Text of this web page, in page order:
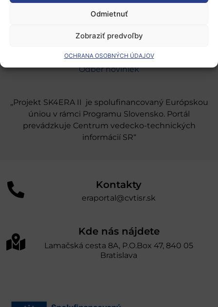
Odmietnuť
Zobraziť predvoľby
OCHRANA OSOBNÝCH ÚDAJOV
Oblasti našej podpory
Podporné schémy a služby
Grantové programy pre výskum
Odber noviniek
„Projekt SK4ERA II je spolufinancovaný Európskou
úniou v rámci Programu Slovensko. Portál
prevádzkuje Centrum vedecko-technických
informácií SR“
Kontakty
eraportal@cvtisr.sk
Kde nás nájdete
Lamačská cesta 8A, P.O.Box 47, 840 05
Bratislava